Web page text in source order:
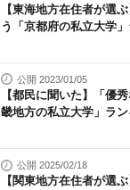
【東海地方在住者が選
う「京都府の私立大学
公開 2023/01/05
【都民に聞いた】「優
畿地方の私立大学」ラ
公開 2025/02/18
【関東地方在住者が選